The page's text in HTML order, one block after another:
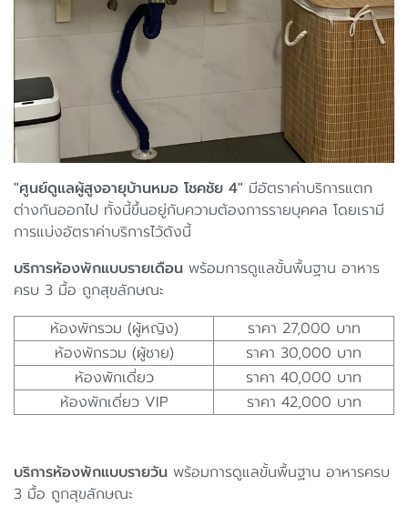
"ศูนย์ดูแลผู้สูงอายุบ้านหมอ โชคชัย 4" มีอัตราค่าบริการแตก
ต่างกันออกไป ทั้งนี้ขึ้นอยู่กับความต้องการรายบุคคล โดยเรามี
การแบ่งอัตราค่าบริการไว้ดังนี้
บริการห้องพักแบบรายเดือน พร้อมการดูแลขั้นพื้นฐาน อาหาร
ครบ 3 มื้อ ถูกสุขลักษณะ
ห้องพักรวม (ผู้หญิง)
ราคา 27,000 บาท
ห้องพักรวม (ผู้ชาย)
ราคา 30,000 บาท
ห้องพักเดี่ยว
ราคา 40,000 บาท
ห้องพักเดี่ยว VIP
ราคา 42,000 บาท
บริการห้องพักแบบรายวัน พร้อมการดูแลขั้นพื้นฐาน อาหารครบ
3 มื้อ ถูกสุขลักษณะ